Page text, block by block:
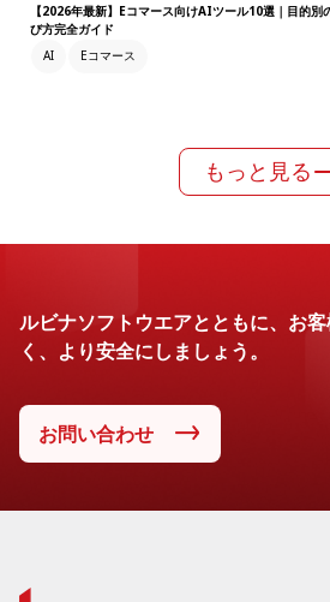
【2026年最新】Eコマース向けAIツール10選｜目的別
び方完全ガイド
AI
Eコマース
もっと見る
ルビナソフトウエアとともに、お
く、より安全にしましょう。
お問い合わせ